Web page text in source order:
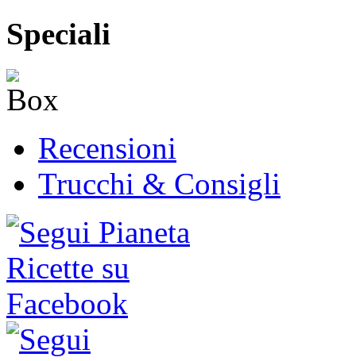
Speciali
Recensioni
Trucchi & Consigli